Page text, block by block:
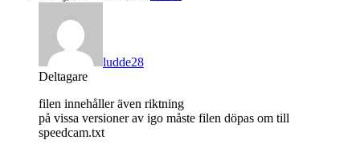
ludde28
Deltagare
filen innehåller även riktning
på vissa versioner av igo måste filen döpas om till
speedcam.txt